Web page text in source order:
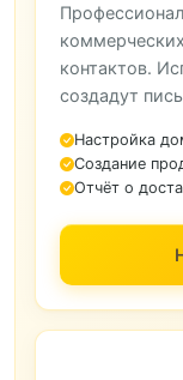
контактов.
создадут
Настройка
Создание
Отчёт о